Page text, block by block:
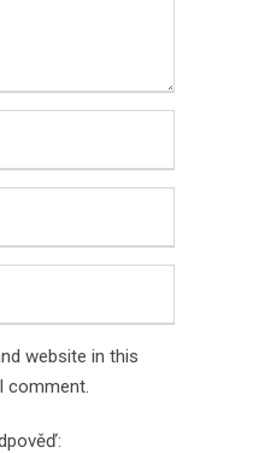
website in this
comment.